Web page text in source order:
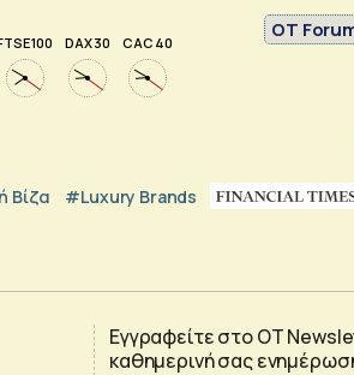
100 DAX 30 CAC 40
OT
Βίζα #luxury Brands
Εγγραφείτε στο OT
καθημερινή σας